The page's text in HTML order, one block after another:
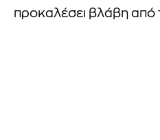
προκαλέσει βλάβη από